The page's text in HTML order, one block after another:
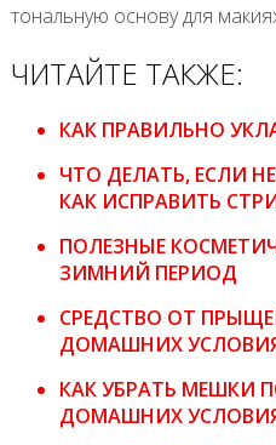
тональную основу для
ЧИТАЙТЕ ТАКЖЕ:
КАК ПРАВИЛЬНО
ЧТО ДЕЛАТЬ, ЕСЛИ
КАК ИСПРАВИТЬ
ПОЛЕЗНЫЕ
ЗИМНИЙ ПЕРИОД
СРЕДСТВО ОТ
ДОМАШНИХ
КАК УБРАТЬ МЕШКИ
ДОМАШНИХ